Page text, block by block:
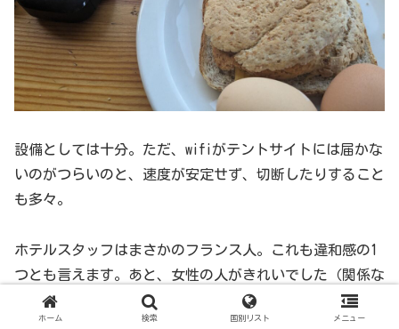
設備としては十分。ただ、wifiがテントサイトには届かな
いのがつらいのと、速度が安定せず、切断したりすること
も多々。
ホテルスタッフはまさかのフランス人。これも違和感の1
つとも言えます。あと、女性の人がきれいでした（関係な
い）
ホーム 検索 国別リスト メニュー